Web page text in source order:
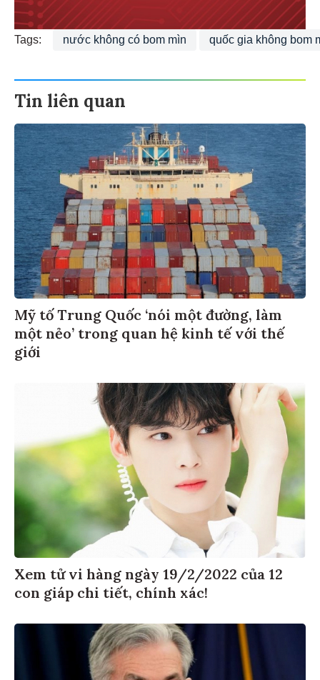
Tags: nước không có bom mìn quốc gia không bom
Tin liên quan
Mỹ tố Trung Quốc ‘nói một đường, làm
một nẻo’ trong quan hệ kinh tế với thế
giới
Xem tử vi hàng ngày 19/2/2022 của 12
con giáp chi tiết, chính xác!